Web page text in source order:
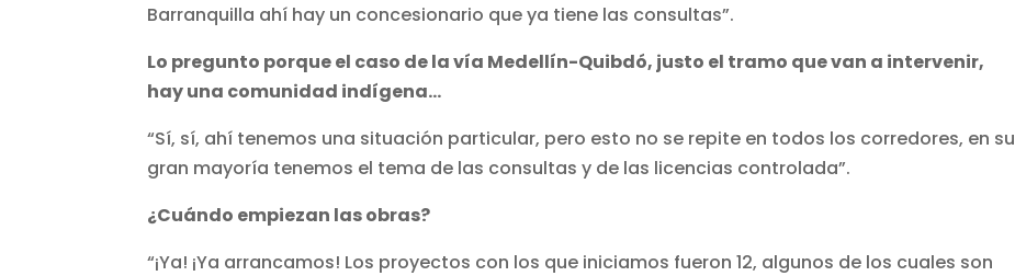
Barranquilla ahí hay un concesionario que ya tiene las consultas”.
Lo pregunto porque el caso de la vía Medellín-Quibdó, justo el tramo que van a intervenir,
hay una comunidad indígena…
“Sí, sí, ahí tenemos una situación particular, pero esto no se repite en todos los corredores, en su
gran mayoría tenemos el tema de las consultas y de las licencias controlada”.
¿Cuándo empiezan las obras?
“¡Ya! ¡Ya arrancamos! Los proyectos con los que iniciamos fueron 12, algunos de los cuales son